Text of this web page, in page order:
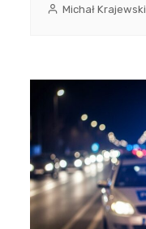
Michał Krajewski